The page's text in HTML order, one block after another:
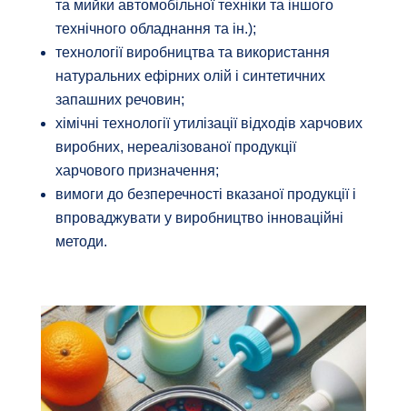
та мийки автомобільної техніки та іншого
технічного обладнання та ін.);
технології виробництва та використання
натуральних ефірних олій і синтетичних
запашних речовин;
хімічні технології утилізації відходів харчових
виробних, нереалізованої продукції
харчового призначення;
вимоги до безперечності вказаної продукції і
впроваджувати у виробництво інноваційні
методи.